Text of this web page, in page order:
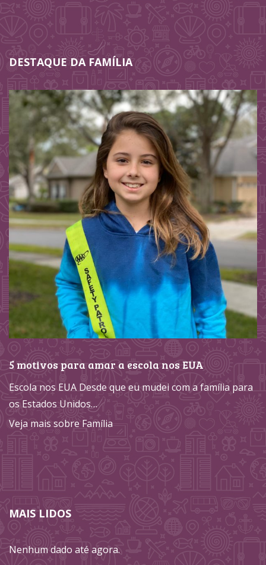
DESTAQUE DA FAMÍLIA
5 motivos para amar a escola nos EUA
Escola nos EUA Desde que eu mudei com a família para
os Estados Unidos…
Veja mais sobre Família
MAIS LIDOS
Nenhum dado até agora.